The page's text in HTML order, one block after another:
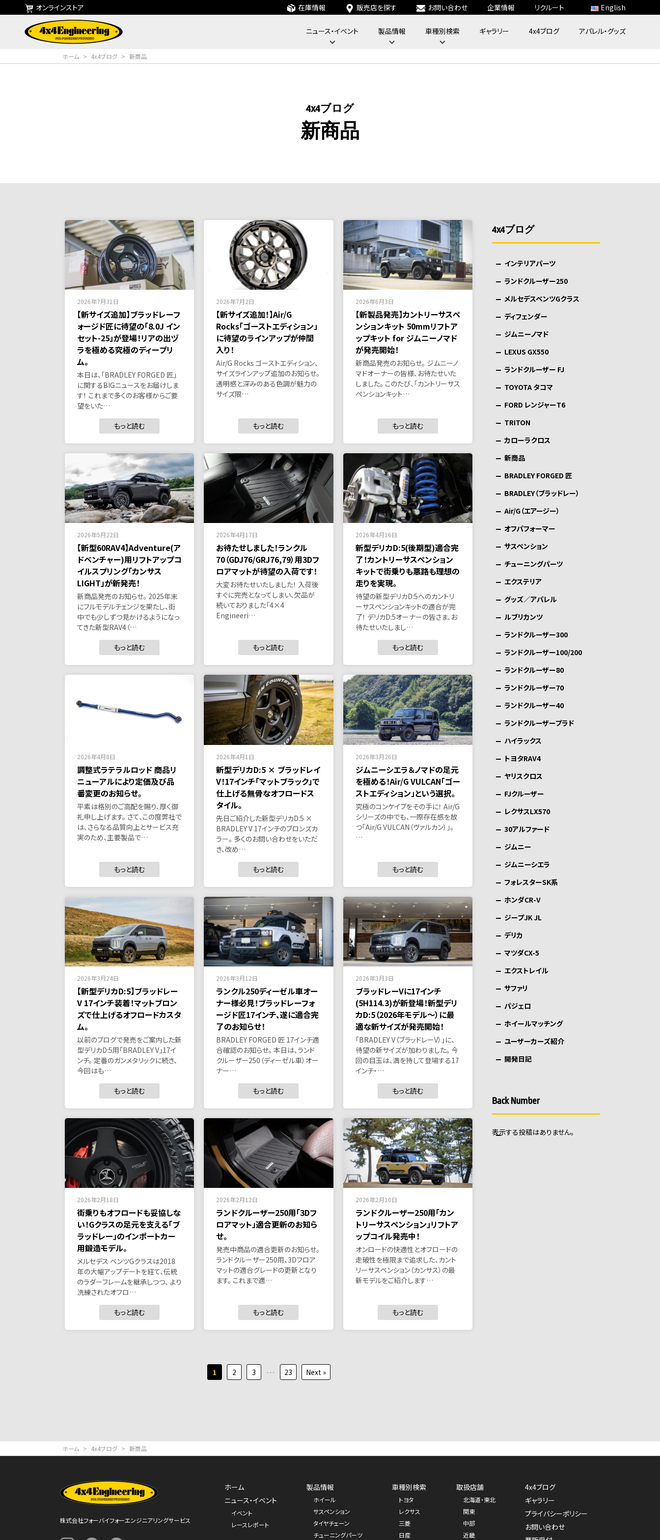
ニュース・イベント 製品情報 車種別検索 ギャラリー 4x4ブログ アパレル・グッズ
オンラインストア 在庫情報 販売店を探す お問い合わせ 企業情報 リクルート English
ホーム > 4x4ブログ > 新商品
4x4ブログ
新商品
2026年7月31日
【新サイズ追加】ブラッドレーフ
ォージド匠に待望の「8.0J イン
セット-25」が登場！リアの出ヅ
ラを極める究極のディープリ
ム。
本日は、「BRADLEY FORGED 匠」
に関するBIGニュースをお届けしま
す！ これまで多くのお客様からご要
望をいた…
もっと読む
2026年7月2日
【新サイズ追加！】Air/G
Rocks「ゴーストエディション」
に待望のラインアップが仲間
入り！
Air/G Rocks ゴーストエディション、
サイズラインアップ追加のお知らせ。
透明感と深みのある色調が魅力の
サイズ限…
もっと読む
2026年6月3日
【新製品発売】カントリーサスペ
ンションキット 50mmリフトア
ップキット for ジムニーノマド
が発売開始！
新商品発売のお知らせ。 ジムニーノ
マドオーナーの皆様、お待たせいた
しました。 このたび、「カントリーサス
ペンションキット…
もっと読む
2026年5月22日
【新型60RAV4】Adventure(ア
ドベンチャー)用リフトアップコ
イルスプリング「カンサス
LIGHT」が新発売！
新商品発売のお知らせ。 2025年末
にフルモデルチェンジを果たし、街
中でも少しずつ見かけるようになっ
てきた新型RAV4（…
もっと読む
2026年4月17日
お待たせしました！ランクル
70（GDJ76/GRJ76,79）用3Dフ
ロアマットが待望の入荷です！
大変お待たせいたしました！ 入荷後
すぐに完売となってしまい、欠品が
続いておりました「4×4
Engineeri…
もっと読む
2026年4月16日
新型デリカD:5(後期型)適合完
了！カントリーサスペンション
キットで街乗りも悪路も理想の
走りを実現。
待望の新型デリカD:5へのカントリ
ーサスペンションキットの適合が完
了！ デリカD:5オーナーの皆さま、お
待たせいたしまし…
もっと読む
2026年4月8日
調整式ラテラルロッド 商品リ
ニューアルにより定価及び品
番変更のお知らせ。
平素は格別のご高配を賜り、厚く御
礼申し上げます。 さて、この度弊社で
は、さらなる品質向上とサービス充
実のため、主要製品で…
もっと読む
2026年4月1日
新型デリカD:5 × ブラッドレイ
V！17インチ「マットブラック」で
仕上げる無骨なオフロードス
タイル。
先日ご紹介した新型デリカD:5 ×
BRADLEY V 17インチのブロンズカ
ラー。 多くのお問い合わせをいただ
き、改め…
もっと読む
2026年3月26日
ジムニーシエラ＆ノマドの足元
を極める！Air/G VULCAN「ゴー
ストエディション」という選択。
究極のコンケイブをその手に！ Air/G
シリーズの中でも、一際存在感を放
つ「Air/G VULCAN（ヴァルカン）」。
…
もっと読む
2026年3月24日
【新型デリカD:5】ブラッドレー
V 17インチ装着！マットブロン
ズで仕上げるオフロードカスタ
ム。
以前のブログで発売をご案内した新
型デリカD:5用「BRADLEY V」17イ
ンチ。 定番のガンメタリックに続き、
今回はも…
もっと読む
2026年3月12日
ランクル250ディーゼル車オー
ナー様必見！ブラッドレーフォ
ージド匠17インチ、遂に適合完
了のお知らせ！
BRADLEY FORGED 匠 17インチ適
合確認のお知らせ。 本日は、ランド
クルーザー250（ディーゼル車）オー
ナー…
もっと読む
2026年3月3日
ブラッドレーVに17インチ
(5H114.3)が新登場！新型デリ
カD:5（2026年モデル〜）に最
適な新サイズが発売開始！
「BRADLEY V（ブラッドレーV）」に、
待望の新サイズが加わりました。 今
回の目玉は、満を持して登場する17
インチ・…
もっと読む
2026年2月18日
街乗りもオフロードも妥協しな
い！Gクラスの足元を支える「ブ
ラッドレー」のインポートカー
用鍛造モデル。
メルセデス ベンツGクラスは2018
年の大幅アップデートを経て、伝統
のラダーフレームを継承しつつ、 より
洗練されたオフロ…
もっと読む
2026年2月12日
ランドクルーザー250用「3Dフ
ロアマット」適合更新のお知ら
せ。
発売中商品の適合更新のお知らせ。
ランドクルーザー250用、3Dフロア
マットの適合グレードの更新となり
ます。 これまで適…
もっと読む
2026年2月10日
ランドクルーザー250用「カン
トリーサスペンション」リフトア
ップコイル発売中！
オンロードの快適性とオフロードの
走破性を極限まで追求した、カント
リーサスペンション（カンサス）の最
新モデルをご紹介します…
もっと読む
ジ
送
1 2 3 … 23 Next »
4x4ブログ
インテリアパーツ
ランドクルーザー250
メルセデスベンツGクラス
ディフェンダー
ジムニーノマド
LEXUS GX550
ランドクルーザー FJ
TOYOTA タコマ
FORD レンジャーT6
TRITON
カローラクロス
新商品
BRADLEY FORGED 匠
BRADLEY（ブラッドレー）
Air/G（エアージー）
オフパフォーマー
サスペンション
チューニングパーツ
エクステリア
グッズ／アパレル
ルブリカンツ
ランドクルーザー300
ランドクルーザー100/200
ランドクルーザー80
ランドクルーザー70
ランドクルーザー40
ランドクルーザープラド
ハイラックス
トヨタRAV4
ヤリスクロス
FJクルーザー
レクサスLX570
30アルファード
ジムニー
ジムニーシエラ
フォレスターSK系
ホンダCR-V
ジープJK JL
デリカ
マツダCX-5
エクストレイル
サファリ
パジェロ
ホイールマッチング
ユーザーカーズ紹介
開発日記
Back Number
表示する投稿はありません。
ホーム > 4x4ブログ > 新商品
株式会社フォーバイフォーエンジニアリングサービス
ホーム
ニュース・イベント
イベント
レースレポート
製品情報
ホイール
サスペンション
タイヤチェーン
チューニングパーツ
車種別検索
トヨタ
レクサス
三菱
日産
取扱店舗
北海道・東北
関東
中部
近畿
4x4ブログ
ギャラリー
プライバシーポリシー
お問い合わせ